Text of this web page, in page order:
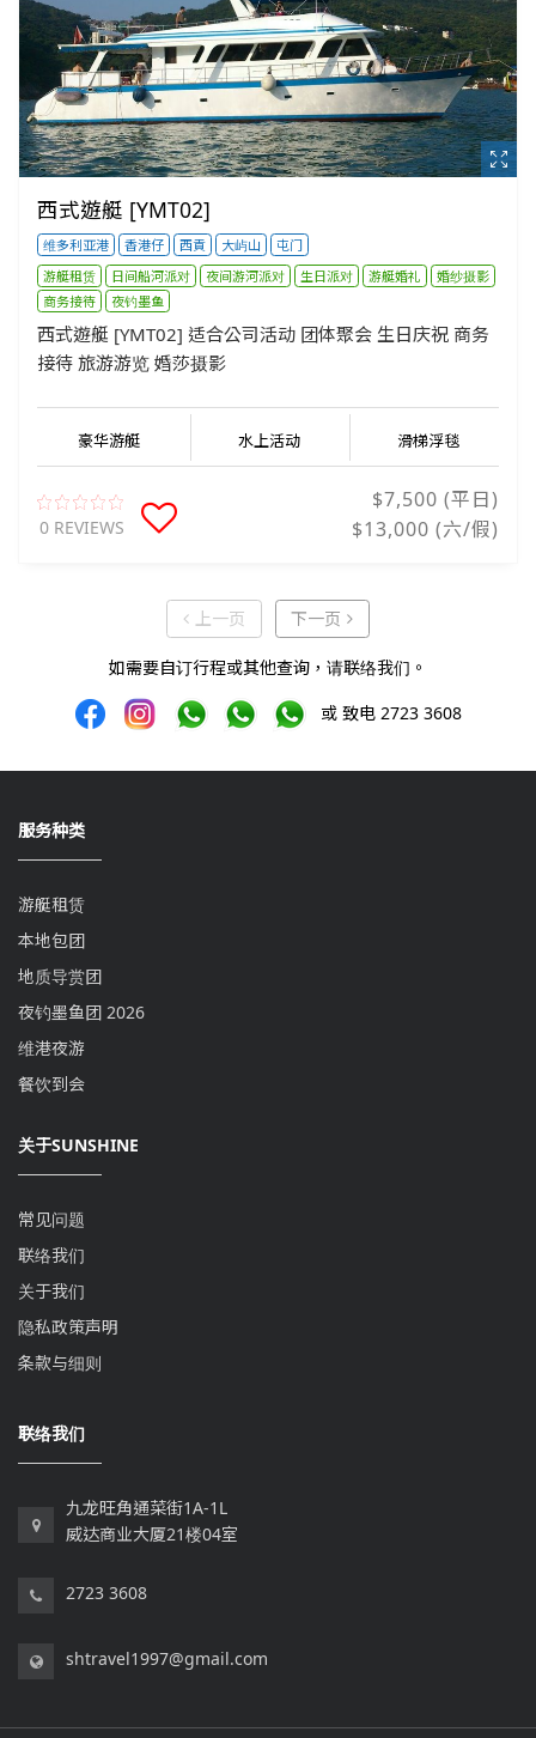
西式遊艇 [YMT02]
维多利亚港 香港仔 西貢 大屿山
屯门
游艇租赁
日间船河派对 夜间游河派对 生日派对 游艇婚礼
婚纱摄影
商务接待
夜钓墨鱼
西式遊艇 [YMT02] 适合公司活动 团体聚会 生日庆祝 商务
接待 旅游游览 婚莎摄影
豪华游艇 水上活动 滑梯浮毯
0 REVIEWS
$7,500 (平日)
$13,000 (六/假)
上一页上一页下一页 下一页
如需要自订行程或其他查询，请联络我们。
或 致电 2723 3608
服务种类
游艇租赁
本地包团
地质导赏团
夜钓墨鱼团 2026
维港夜游
餐饮到会
关于SUNSHINE
常见问题
联络我们
关于我们
隐私政策声明
条款与细则
联络我们
九龙旺角通菜街1A-1L
威达商业大厦21楼04室
2723 3608
shtravel1997@gmail.com